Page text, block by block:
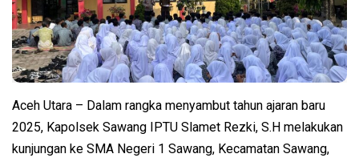
Aceh Utara – Dalam rangka menyambut tahun ajaran baru
2025, Kapolsek Sawang IPTU Slamet Rezki, S.H melakukan
kunjungan ke SMA Negeri 1 Sawang, Kecamatan Sawang,